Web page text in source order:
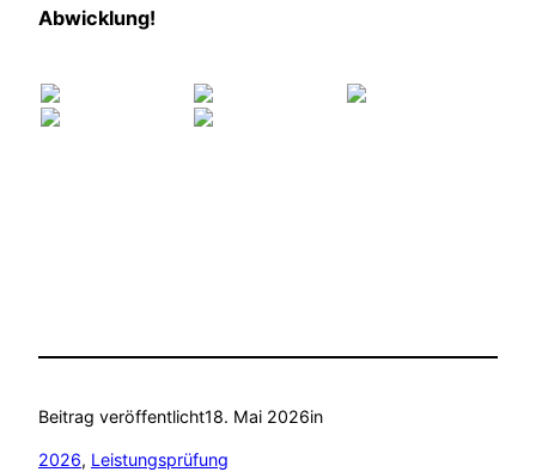
Abwicklung!
Beitrag veröffentlicht18. Mai 2026in
2026, Leistungsprüfung